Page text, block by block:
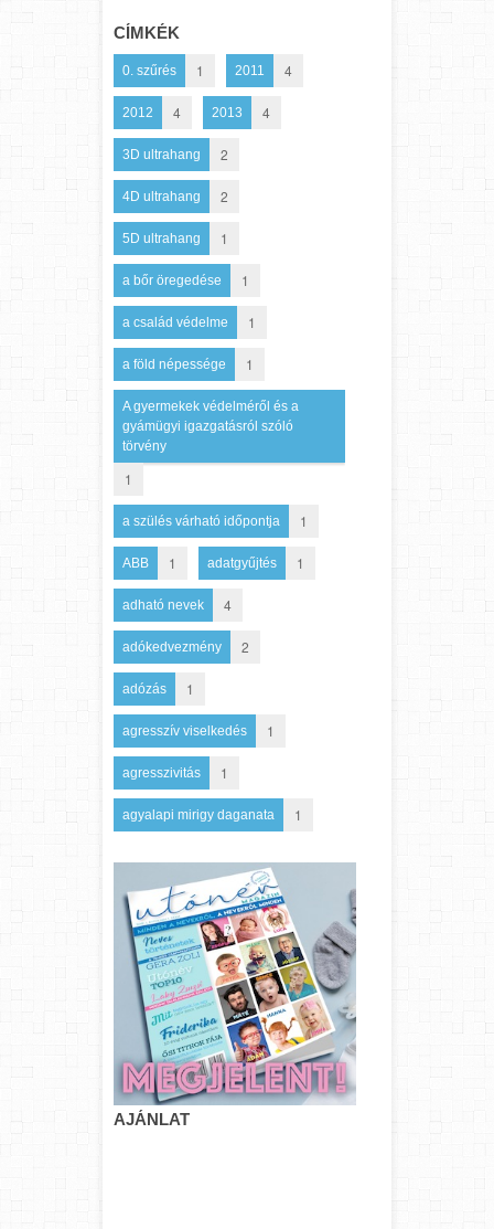
CÍMKÉK
0. szűrés 1 2011 4
2012 4 2013 4
3D ultrahang 2
4D ultrahang 2
5D ultrahang 1
a bőr öregedése 1
a család védelme 1
a föld népessége 1
A gyermekek védelméről és a
gyámügyi igazgatásról szóló
törvény
1
a szülés várható időpontja 1
ABB 1 adatgyűjtés 1
adható nevek 4
adókedvezmény 2
adózás 1
agresszív viselkedés 1
agresszivitás 1
agyalapi mirigy daganata 1
AJÁNLAT